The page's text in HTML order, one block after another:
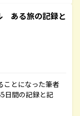
ある旅の記録と
ことになった筆者
日間の記録と記